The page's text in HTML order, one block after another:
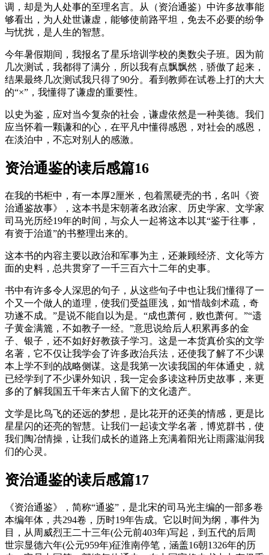
调，却是为人处事的至理名言。从（资治通鉴）中许多故事能
够看出，为人处世谦虚，能够使前路平坦，免去不必要的纷争
与忧扰，是人生的智慧。
今年暑假期间，我报名了星乐培训学校的奥数尖子班。因为前
几次测试，我都得了满分，所以我有点飘飘然，骄傲了起来，
结果最终几次测试我只得了90分。看到教师在试卷上打的大大
的“×”，我懂得了谦虚的重要性。
以史为鉴，应对当今复杂的社会，谦虚依然是一种美德。我们
应当怀着一颗谦和的心，在平凡中懂得感恩，对社会的感恩，
在淡泊中，不忘对别人的感激。
资治通鉴的读后感篇16
在我的书柜中，有一本厚2厘米，包着黑硬壳的书，名叫《资
治通鉴故事》，这本书是宋朝著名政治家、历史学家、文学家
司马光历经19年的时间，与众人一起将这本以其“鉴于往事，
有资于治道”的书整理出来的。
这本书的内容主要以政治和军事为主，还兼顾经济、文化等方
面的史料，总共贯穿了一千三百六十二年的史事。
书中有许多令人深思的句子，从这些句子中也让我们懂得了一
个又一个做人的道理，使我们受益匪浅，如“惜哉剑术疏，奇
功遂不成。”是说不能自以为是。“成也萧何，败也萧何。”“遗
子黄金满簏，不如教子一经。”意思说给后人积累再多的金
子、银子，还不如好好教孩子学习。这是一本货真价实的文学
名著，它不仅让我学会了许多政治兵法，还使我了解了不少课
本上学不到的战略侧谋。这是我第一次读我国的年体通史，就
已经学到了不少课外知识，我一定会多读这种历史故事，来更
多的了解我国五千年来古人留下的文化遗产。
文学是比鸟飞的还远的梦想，是比花开的还美的情感，更是比
星星闪的还亮的智慧。让我们一起读文学名著，博览群书，使
我们陶冶情操，让我们成长的道路上充满着阳光让雨露滋润我
们的心灵。
资治通鉴的读后感篇17
《资治通鉴》，简称“通鉴”，是北宋的司马光主编的一部多卷
本编年体，共294卷，历时19年告成。它以时间为纲，事件为
目，从周威烈王二十三年(公元前403年)写起，到五代的后周
世宗显德六年(公元959年)征淮南停笔，涵盖16朝1326年的历